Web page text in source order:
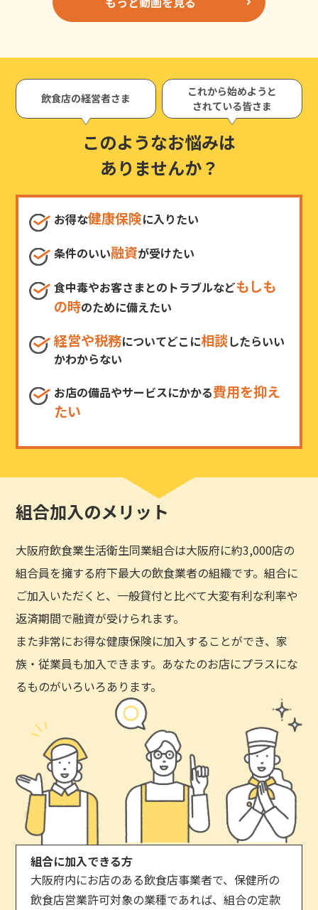
飲食店の経営者さま
これから始めようと
されている皆さま
このようなお悩みは
ありませんか？
お得な健康保険に入りたい
条件のいい融資が受けたい
食中毒やお客さまとのトラブルなどもしも
の時のために備えたい
経営や税務についてどこに相談したらいい
かわからない
お店の備品やサービスにかかる費用を抑え
たい
組合加入のメリット
大阪府飲食業生活衛生同業組合は大阪府に約3,000店の
組合員を擁する府下最大の飲食業者の組織です。組合に
ご加入いただくと、一般貸付と比べて大変有利な利率や
返済期間で融資が受けられます。
また非常にお得な健康保険に加入することができ、家
族・従業員も加入できます。あなたのお店にプラスにな
るものがいろいろあります。
組合に加入できる方
大阪府内にお店のある飲食店事業者で、保健所の
飲食店営業許可対象の業種であれば、組合の定款